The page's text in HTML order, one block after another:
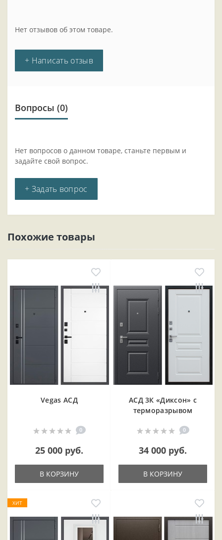
Нет отзывов об этом товаре.
+ Написать отзыв
Вопросы (0)
Нет вопросов о данном товаре, станьте первым и
задайте свой вопрос.
+ Задать вопрос
Похожие товары
Vegas АСД
0
25 000 руб.
В КОРЗИНУ
АСД 3К «Диксон» с
терморазрывом
0
34 000 руб.
В КОРЗИНУ
ХИТ